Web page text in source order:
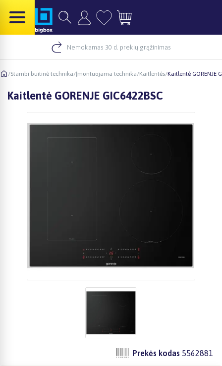
Nemokamas 30 d. prekių grąžinimas
/Stambi buitinė technika/Įmontuojama technika/Kaitlentės/Kaitlentė GORENJE
Kaitlentė GORENJE GIC6422BSC
Prekės kodas 5562881